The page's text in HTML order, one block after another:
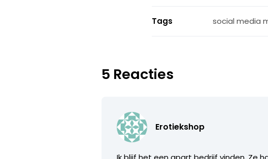
Tags social media
5 Reacties
Erotiekshop